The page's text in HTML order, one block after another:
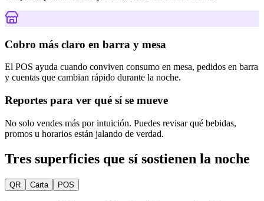
Cobro más claro en barra y mesa
El POS ayuda cuando conviven consumo en mesa, pedidos en barra
y cuentas que cambian rápido durante la noche.
Reportes para ver qué sí se mueve
No solo vendes más por intuición. Puedes revisar qué bebidas,
promos u horarios están jalando de verdad.
Tres superficies que sí sostienen la noche
QR Carta POS